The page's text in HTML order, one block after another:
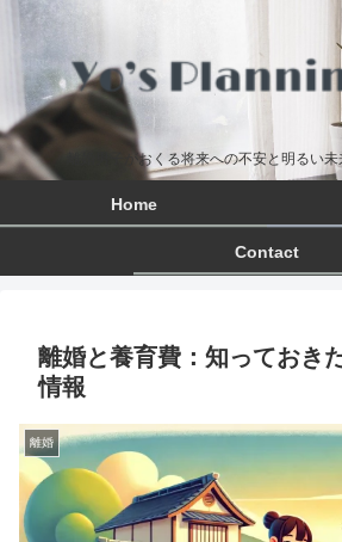
離婚男子がおくる将来への不安と明るい
Home
Contact
離婚と養育費：知っておき
情報
離婚